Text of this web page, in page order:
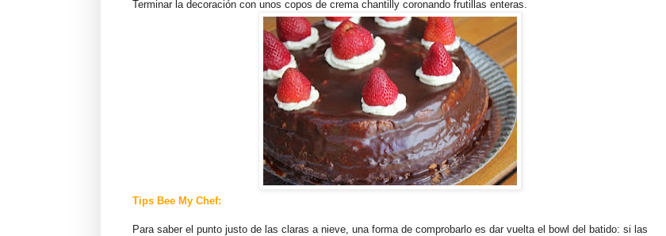
Terminar la decoración con unos copos de crema chantilly coronando frutillas enteras.
Tips Bee My Chef:
Para saber el punto justo de las claras a nieve, una forma de comprobarlo es dar vuelta el bowl del batido: si las